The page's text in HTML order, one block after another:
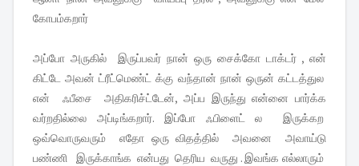
கோபம்கறார்
அப்போ அருகில் இருப்பவர் நான் ஒரு சைக்கோ டாக்டர் , என்
கிட்டே அவன் ட்ரீட்மெண்ட் க்கு வந்தான் நான் ஒருன் கட்டத்துல
என் ஃபீசை அதிகரிச்ட்டேன், அப்ப இருந்து என்னை பார்க்க
வர்றதில்லை அப்டிங்கறார். இப்போ ஃபிளைட் ல இருக்கற
ஒவ்வொருவரும் எதோ ஒரு விதத்தில் அவனை அவாய்டு
பண்ணி இருக்காங்க என்பது தெரிய வருது . இவங்க எல்லாரும்